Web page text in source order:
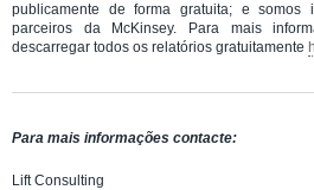
publicamente de forma gratuita; e somos
parceiros da McKinsey. Para mais
descarregar todos os relatórios gratuitamente
Para mais informações contacte:
Lift Consulting